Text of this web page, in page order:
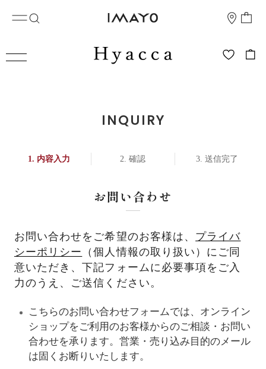
INQUIRY
内容入力 確認 送信完了
お問い合わせ
お問い合わせをご希望のお客様は、 プライバ
シーポリシー
（個人情報の取り扱い）にご同
意いただき、下記フォームに必要事項をご入
力のうえ、ご送信ください。
こちらのお問い合わせフォームでは、オンライン
ショップをご利用のお客様からのご相談・お問い
合わせを承ります。営業・売り込み目的のメール
は固くお断りいたします。